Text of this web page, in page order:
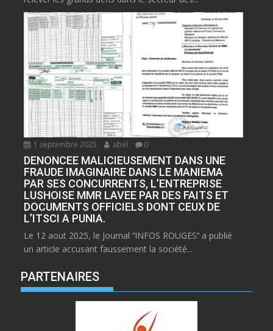
1 septembre 2025 abel 0
DENONCEE MALICIEUSEMENT DANS UNE
FRAUDE IMAGINAIRE DANS LE MANIEMA
PAR SES CONCURRENTS, L’ENTREPRISE
LUSHOISE MMR LAVEE PAR DES FAITS ET
DOCUMENTS OFFICIELS DONT CEUX DE
L’ITSCI A PUNIA.
Le 12 aout 2025, le Journal ‘’INFOS ROUGES’’ a publié
un article accusant faussement la société...
PARTENAIRES